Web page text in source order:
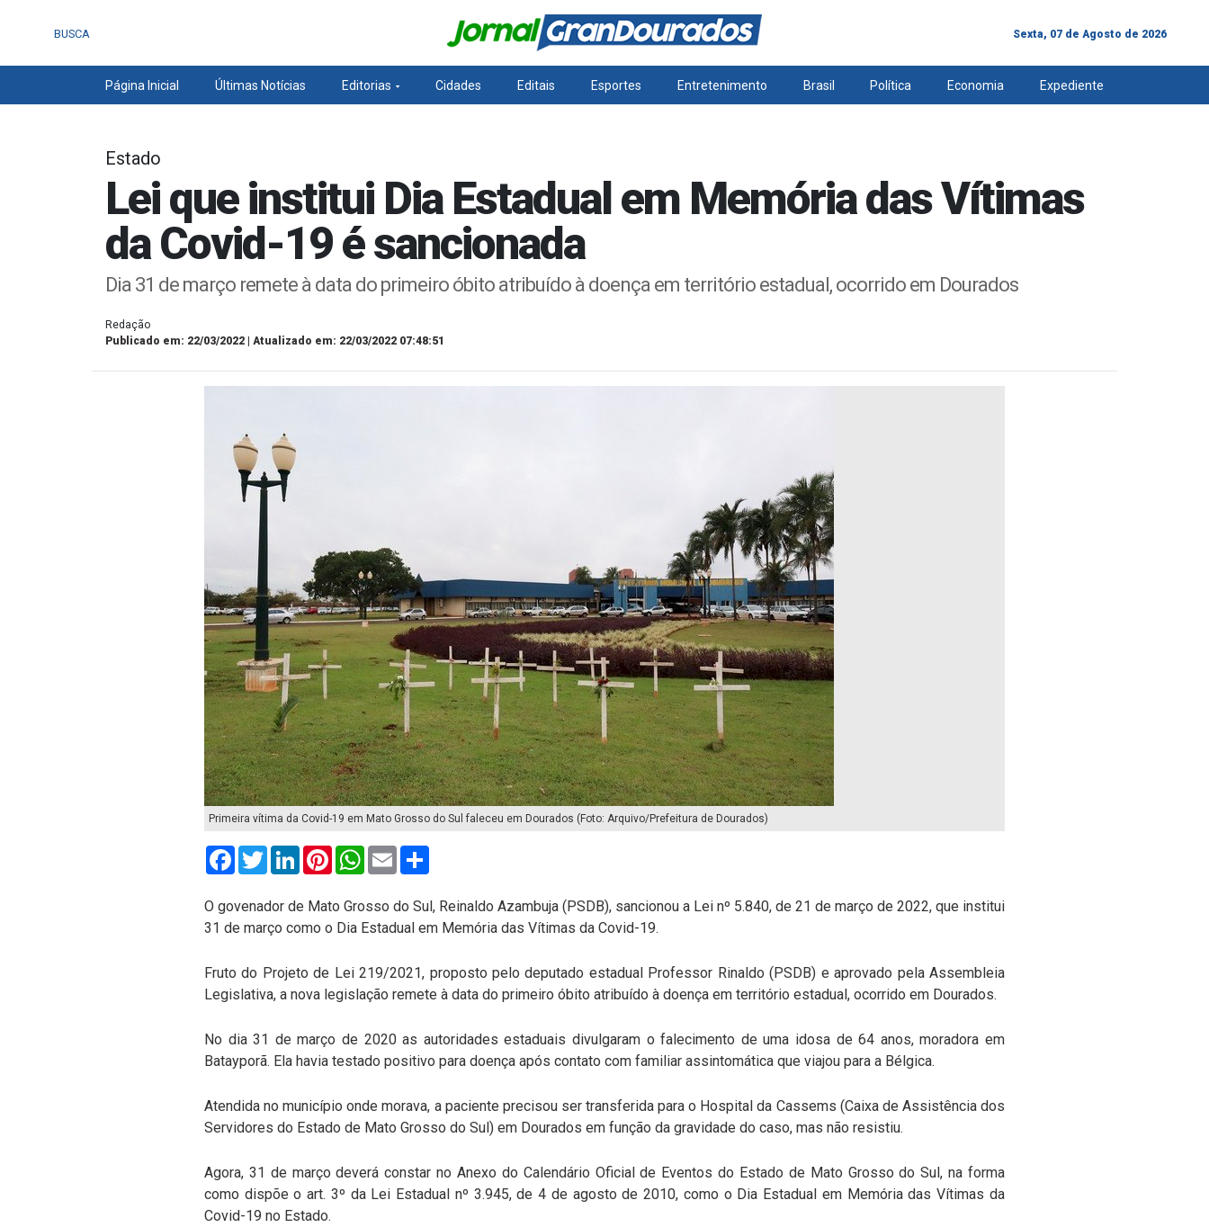
BUSCA Sexta, 07 de Agosto de 2026
Página Inicial Últimas Notícias Editorias Cidades Editais Esportes Entretenimento Brasil Política Economia Expediente
Estado
Lei que institui Dia Estadual em Memória das Vítimas
da Covid-19 é sancionada
Dia 31 de março remete à data do primeiro óbito atribuído à doença em território estadual, ocorrido em Dourados
Redação
Publicado em: 22/03/2022 | Atualizado em: 22/03/2022 07:48:51
Primeira vítima da Covid-19 em Mato Grosso do Sul faleceu em Dourados (Foto: Arquivo/Prefeitura de Dourados)
FacebookTwitterLinkedInPinterestWhatsApp
Email
O govenador de Mato Grosso do Sul, Reinaldo Azambuja (PSDB), sancionou a Lei nº 5.840, de 21 de março de 2022, que institui
31 de março como o Dia Estadual em Memória das Vítimas da Covid-19.
Fruto do Projeto de Lei 219/2021, proposto pelo deputado estadual Professor Rinaldo (PSDB) e aprovado pela Assembleia
Legislativa, a nova legislação remete à data do primeiro óbito atribuído à doença em território estadual, ocorrido em Dourados.
No dia 31 de março de 2020 as autoridades estaduais divulgaram o falecimento de uma idosa de 64 anos, moradora em
Batayporã. Ela havia testado positivo para doença após contato com familiar assintomática que viajou para a Bélgica.
Atendida no município onde morava, a paciente precisou ser transferida para o Hospital da Cassems (Caixa de Assistência dos
Servidores do Estado de Mato Grosso do Sul) em Dourados em função da gravidade do caso, mas não resistiu.
Agora, 31 de março deverá constar no Anexo do Calendário Oficial de Eventos do Estado de Mato Grosso do Sul, na forma
como dispõe o art. 3º da Lei Estadual nº 3.945, de 4 de agosto de 2010, como o Dia Estadual em Memória das Vítimas da
Covid-19 no Estado.